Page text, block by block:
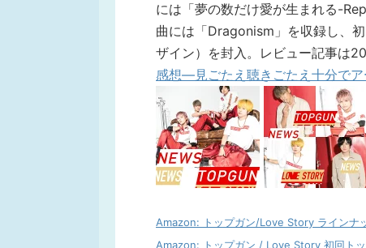
には「夢の数だけ愛が生まれる-
曲には「Dragonism」を収録し、
ザイン）を封入。レビュー記事は
感想―見ごたえ聴きごたえ十分でア
Amazon: トップガン/Love Story ライン
Amazon: トップガン / Love Story 初回ト